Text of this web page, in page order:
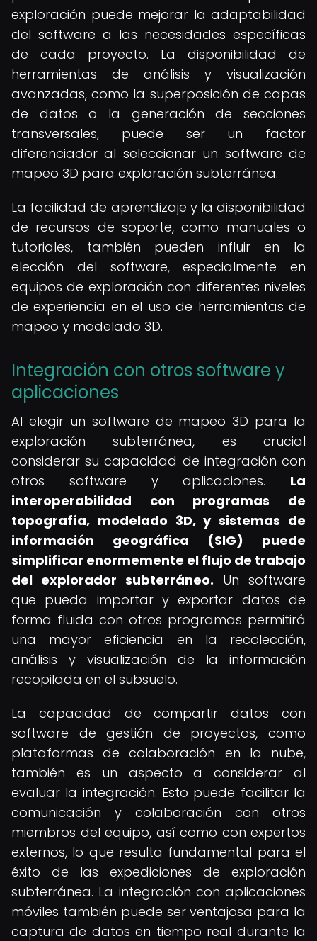
exploración puede mejorar la adaptabilidad
del software a las necesidades específicas
de cada proyecto. La disponibilidad de
herramientas de análisis y visualización
avanzadas, como la superposición de capas
de datos o la generación de secciones
transversales, puede ser un factor
diferenciador al seleccionar un software de
mapeo 3D para exploración subterránea.
La facilidad de aprendizaje y la disponibilidad
de recursos de soporte, como manuales o
tutoriales, también pueden influir en la
elección del software, especialmente en
equipos de exploración con diferentes niveles
de experiencia en el uso de herramientas de
mapeo y modelado 3D.
Integración con otros software y
aplicaciones
Al elegir un software de mapeo 3D para la
exploración subterránea, es crucial
considerar su capacidad de integración con
otros software y aplicaciones. La
interoperabilidad con programas de
topografía, modelado 3D, y sistemas de
información geográfica (SIG) puede
simplificar enormemente el flujo de trabajo
del explorador subterráneo. Un software
que pueda importar y exportar datos de
forma fluida con otros programas permitirá
una mayor eficiencia en la recolección,
análisis y visualización de la información
recopilada en el subsuelo.
La capacidad de compartir datos con
software de gestión de proyectos, como
plataformas de colaboración en la nube,
también es un aspecto a considerar al
evaluar la integración. Esto puede facilitar la
comunicación y colaboración con otros
miembros del equipo, así como con expertos
externos, lo que resulta fundamental para el
éxito de las expediciones de exploración
subterránea. La integración con aplicaciones
móviles también puede ser ventajosa para la
captura de datos en tiempo real durante la